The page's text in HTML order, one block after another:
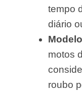
tempo
diário
motos
roubo